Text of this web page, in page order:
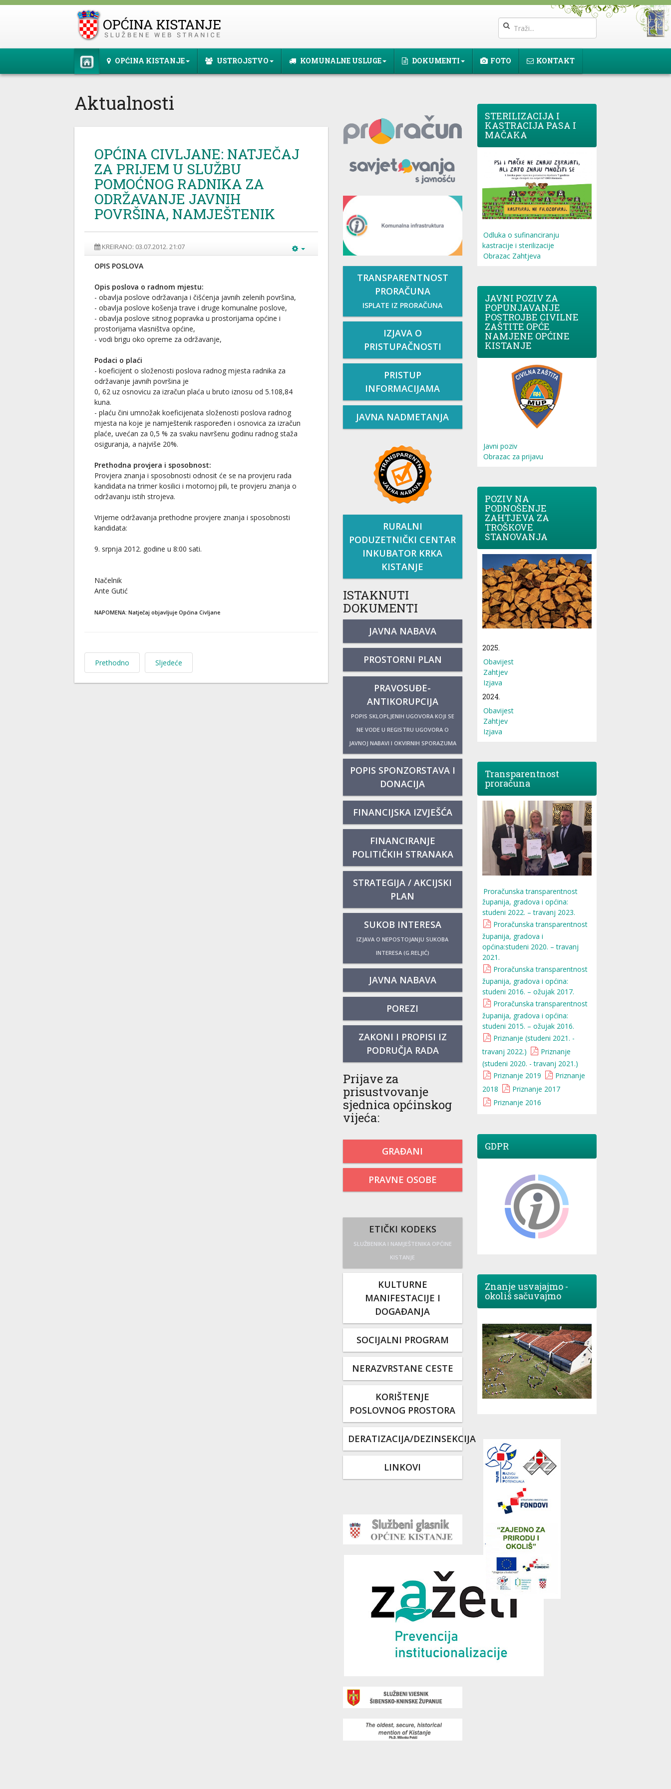
OPĆINA KISTANJE USTROJSTVO KOMUNALNE USLUGE DOKUMENTI FOTO KONTAKT
Aktualnosti
OPĆINA CIVLJANE: NATJEČAJ
ZA PRIJEM U SLUŽBU
POMOĆNOG RADNIKA ZA
ODRŽAVANJE JAVNIH
POVRŠINA, NAMJEŠTENIK
KREIRANO: 03.07.2012. 21:07
OPIS POSLOVA
Opis poslova o radnom mjestu:
- obavlja poslove održavanja i čišćenja javnih zelenih površina,
- obavlja poslove košenja trave i druge komunalne poslove,
- obavlja poslove sitnog popravka u prostorijama općine i
prostorijama vlasništva općine,
- vodi brigu oko opreme za održavanje,
Podaci o plaći
- koeficijent o složenosti poslova radnog mjesta radnika za
održavanje javnih površina je
0, 62 uz osnovicu za izračun plaća u bruto iznosu od 5.108,84
kuna.
- plaću čini umnožak koeficijenata složenosti poslova radnog
mjesta na koje je namještenik raspoređen i osnovica za izračun
plaće, uvećan za 0,5 % za svaku navršenu godinu radnog staža
osiguranja, a najviše 20%.
Prethodna provjera i sposobnost:
Provjera znanja i sposobnosti odnosit će se na provjeru rada
kandidata na trimer kosilici i motornoj pili, te provjeru znanja o
održavanju istih strojeva.
Vrijeme održavanja prethodne provjere znanja i sposobnosti
kandidata:
9. srpnja 2012. godine u 8:00 sati.
Načelnik
Ante Gutić
NAPOMENA: Natječaj objavljuje Općina Civljane
Prethodno Sljedeće
TRANSPARENTNOST
PRORAČUNA
ISPLATE IZ PRORAČUNA
IZJAVA O
PRISTUPAČNOSTI
PRISTUP
INFORMACIJAMA
JAVNA NADMETANJA
RURALNI
PODUZETNIČKI CENTAR
INKUBATOR KRKA
KISTANJE
ISTAKNUTI
DOKUMENTI
JAVNA NABAVA
PROSTORNI PLAN
PRAVOSUĐE-
ANTIKORUPCIJA
POPIS SKLOPLJENIH UGOVORA KOJI SE
NE VODE U REGISTRU UGOVORA O
JAVNOJ NABAVI I OKVIRNIH SPORAZUMA
POPIS SPONZORSTAVA I
DONACIJA
FINANCIJSKA IZVJEŠĆA
FINANCIRANJE
POLITIČKIH STRANAKA
STRATEGIJA / AKCIJSKI
PLAN
SUKOB INTERESA
IZJAVA O NEPOSTOJANJU SUKOBA
INTERESA (G.RELJIĆ)
JAVNA NABAVA
POREZI
ZAKONI I PROPISI IZ
PODRUČJA RADA
Prijave za
prisustvovanje
sjednica općinskog
vijeća:
GRAĐANI
PRAVNE OSOBE
ETIČKI KODEKS
SLUŽBENIKA I NAMJEŠTENIKA OPĆINE
KISTANJE
KULTURNE
MANIFESTACIJE I
DOGAĐANJA
SOCIJALNI PROGRAM
NERAZVRSTANE CESTE
KORIŠTENJE
POSLOVNOG PROSTORA
DERATIZACIJA/DEZINSEKCIJA
LINKOVI
STERILIZACIJA I
KASTRACIJA PASA I
MAČAKA
Odluka o sufinanciranju
kastracije i sterilizacije
Obrazac Zahtjeva
JAVNI POZIV ZA
POPUNJAVANJE
POSTROJBE CIVILNE
ZAŠTITE OPĆE
NAMJENE OPĆINE
KISTANJE
Javni poziv
Obrazac za prijavu
POZIV NA
PODNOŠENJE
ZAHTJEVA ZA
TROŠKOVE
STANOVANJA
2025.
Obavijest
Zahtjev
Izjava
2024.
Obavijest
Zahtjev
Izjava
Transparentnost
proračuna
Proračunska transparentnost
županija, gradova i općina:
studeni 2022. – travanj 2023.
Proračunska transparentnost
županija, gradova i
općina:studeni 2020. – travanj
2021.
Proračunska transparentnost
županija, gradova i općina:
studeni 2016. – ožujak 2017.
Proračunska transparentnost
županija, gradova i općina:
studeni 2015. – ožujak 2016.
Priznanje (studeni 2021. -
travanj 2022.)
Priznanje
(studeni 2020. - travanj 2021.)
Priznanje 2019
Priznanje
2018
Priznanje 2017
Priznanje 2016
GDPR
Znanje usvajajmo -
okoliš sačuvajmo